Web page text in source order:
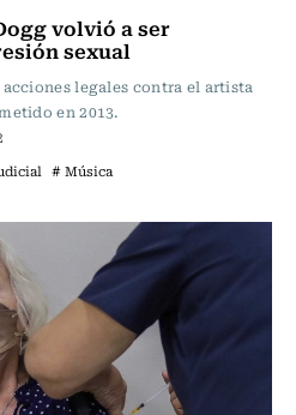
volvió a ser
sexual
legales contra el artista
en 2013.
# Música